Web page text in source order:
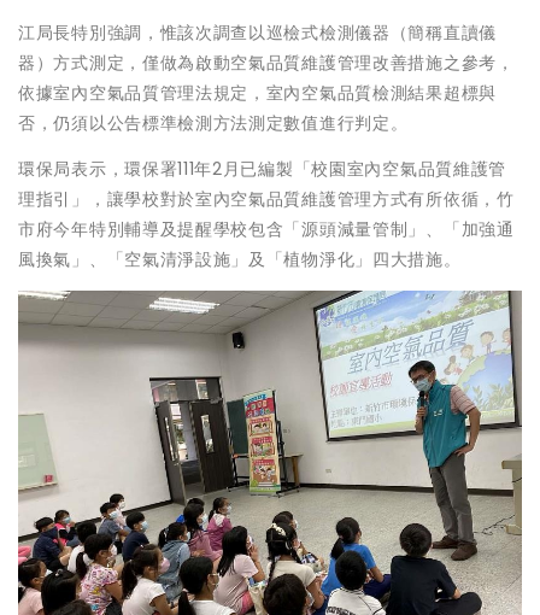
江局長特別強調，惟該次調查以巡檢式檢測儀器（簡稱直讀儀
器）方式測定，僅做為啟動空氣品質維護管理改善措施之參考，
依據室內空氣品質管理法規定，室內空氣品質檢測結果超標與
否，仍須以公告標準檢測方法測定數值進行判定。
環保局表示，環保署111年2月已編製「校園室內空氣品質維護管
理指引」，讓學校對於室內空氣品質維護管理方式有所依循，竹
市府今年特別輔導及提醒學校包含「源頭減量管制」、「加強通
風換氣」、「空氣清淨設施」及「植物淨化」四大措施。